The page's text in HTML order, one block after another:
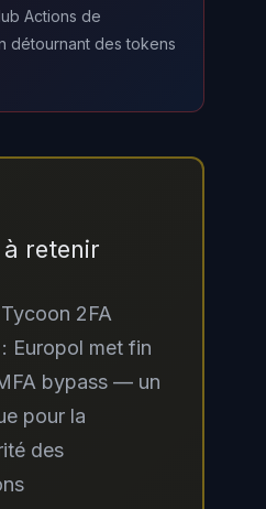
que vous
second facteur.
(clés
: elles lient
pas être
FIDO2 doit être
tout accès à des
comme
Google
la
Alliance pour
Actions de
détournant des tokens
retenir
Tycoon 2FA
Europol met fin
bypass — un
pour la
des